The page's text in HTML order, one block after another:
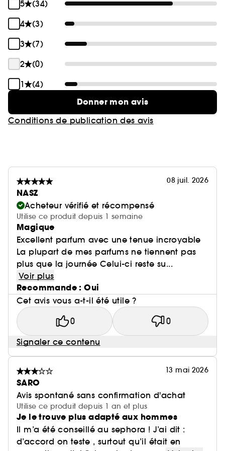
5
(34)
4
(3)
3
(7)
2
(0)
1
(4)
Donner mon avis
Conditions de publication des avis
08 juil. 2026
NASZ
Acheteur vérifié et récompensé
Utilise ce produit depuis 1 semaine
Magique
Excellent parfum avec une tenue incroyable
La plupart de mes parfums ne tiennent pas
plus que la journée Celui-ci reste su...
Voir plus
Recommande : Oui
Cet avis vous a-t-il été utile ?
0 0
Signaler ce contenu
13 mai 2026
SARO
Avis spontané sans confirmation d'achat
Utilise ce produit depuis 1 an et plus
Je le trouve plus adapté aux hommes
Il m’a été conseillé au sephora ! J’ai dit :
d’accord on teste , surtout qu’il était en